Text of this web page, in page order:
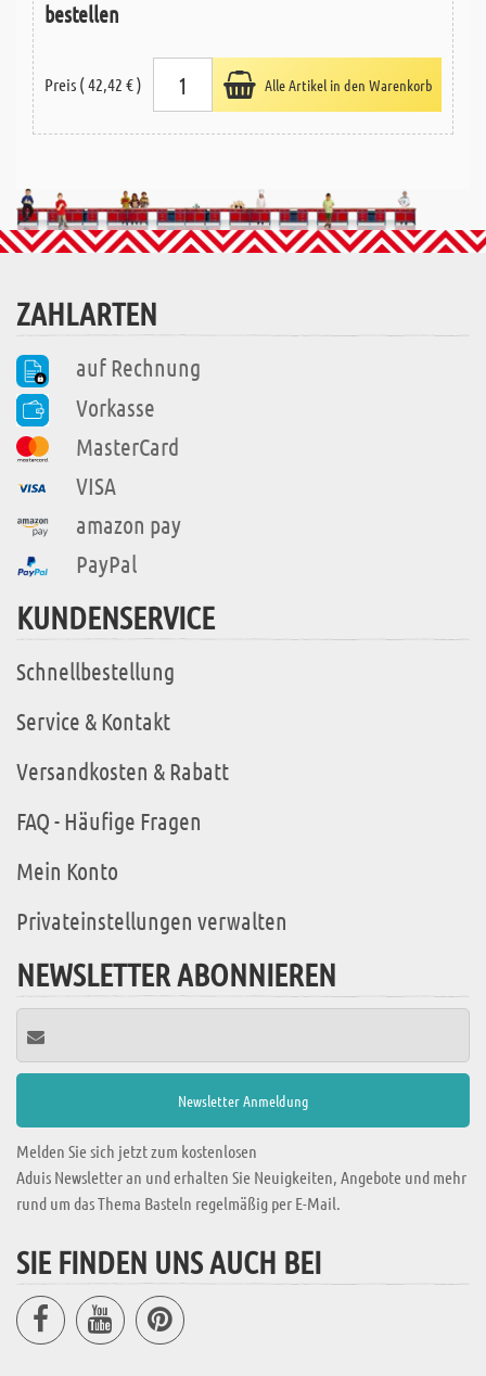
bestellen
Preis ( 42,42 € ) Alle Artikel in den Warenkorb
ZAHLARTEN
auf Rechnung
Vorkasse
MasterCard
VISA
amazon pay
PayPal
KUNDENSERVICE
Schnellbestellung
Service & Kontakt
Versandkosten & Rabatt
FAQ - Häufige Fragen
Mein Konto
Privateinstellungen verwalten
NEWSLETTER ABONNIEREN
Melden Sie sich jetzt zum kostenlosen
Aduis Newsletter an und erhalten Sie Neuigkeiten, Angebote und mehr
rund um das Thema Basteln regelmäßig per E-Mail.
SIE FINDEN UNS AUCH BEI